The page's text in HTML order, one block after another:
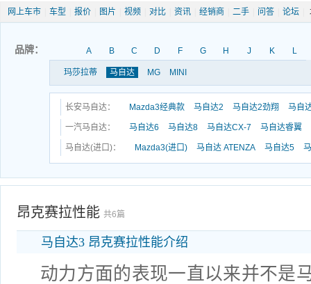
网上车市 车型 报价 图片 视频 对比 资讯 经销商 二手 问答 论坛
品牌： A B C D F G H J K L
玛莎拉蒂 马自达 MG MINI
长安马自达： Mazda3经典款 马自达2 马自达2劲翔 马自
一汽马自达： 马自达6 马自达8 马自达CX-7 马自达睿翼
马自达(进口)： Mazda3(进口) 马自达 ATENZA 马自达5
昂克赛拉性能 共6篇
马自达3 昂克赛拉性能介绍
动力方面的表现一直以来并不是